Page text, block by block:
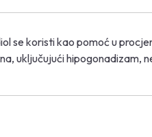
se koristi kao pomoć u
uključujući hipogonadizam,